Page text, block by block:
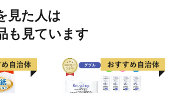
見た人は
も見ています